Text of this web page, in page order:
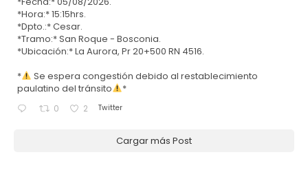
*Hora:* 15:15hrs.
*Dpto.:* Cesar.
*Tramo:* San Roque - Bosconia.
*Ubicación:* La Aurora, Pr 20+500 RN 4516.
*
Se espera congestión debido al restablecimiento
paulatino del tránsito
*
0 2 Twitter
Cargar más Post